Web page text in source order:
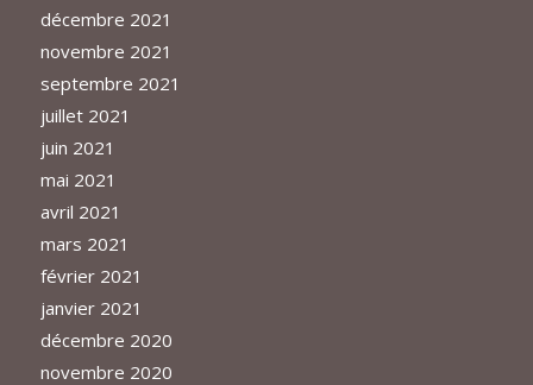
décembre 2021
novembre 2021
septembre 2021
juillet 2021
juin 2021
mai 2021
avril 2021
mars 2021
février 2021
janvier 2021
décembre 2020
novembre 2020